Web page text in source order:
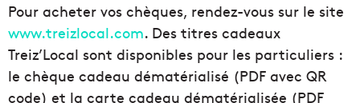
Pour acheter vos chèques, rendez-vous sur le site
www.treizlocal.com. Des titres cadeaux
Treiz’Local sont disponibles pour les particuliers :
le chèque cadeau dématérialisé (PDF avec QR
code) et la carte cadeau dématérialisée (PDF